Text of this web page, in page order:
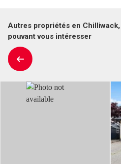
Autres propriétés en
pouvant vous intéresser